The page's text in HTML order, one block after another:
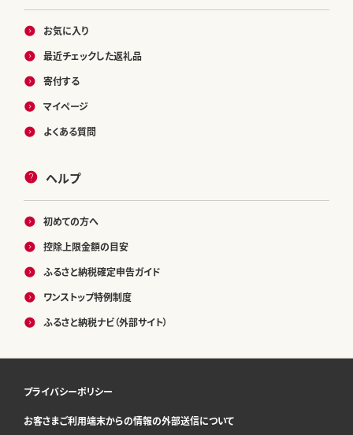
お気に入り
最近チェックした返礼品
寄付する
マイページ
よくある質問
ヘルプ
初めての方へ
控除上限金額の目安
ふるさと納税確定申告ガイド
ワンストップ特例制度
ふるさと納税ナビ（外部サイト）
プライバシーポリシー
お客さまご利用端末からの情報の外部送信について